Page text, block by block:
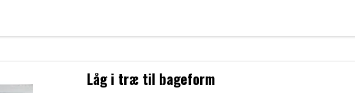
Låg i træ til bageform